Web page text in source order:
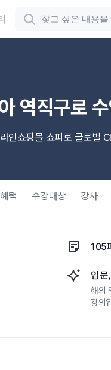
역직구로 수
인쇼핑몰 쇼피로 글로벌
혜택 수강대상 강사
105
입문
해외
강의